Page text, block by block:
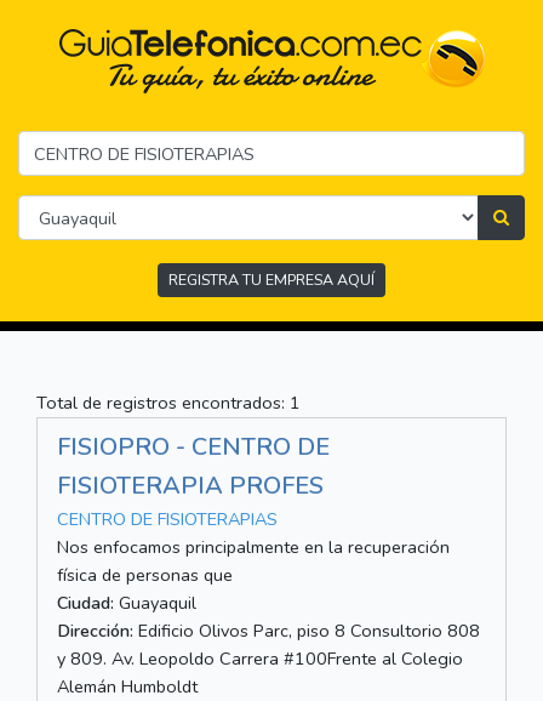
REGISTRA TU EMPRESA AQUÍ
Total de registros encontrados: 1
FISIOPRO - CENTRO DE
FISIOTERAPIA PROFES
CENTRO DE FISIOTERAPIAS
Nos enfocamos principalmente en la recuperación
física de personas que
Ciudad: Guayaquil
Dirección: Edificio Olivos Parc, piso 8 Consultorio 808
y 809. Av. Leopoldo Carrera #100Frente al Colegio
Alemán Humboldt